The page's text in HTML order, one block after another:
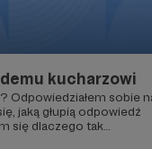
kucharzowi
jaką głupią odpowiedź